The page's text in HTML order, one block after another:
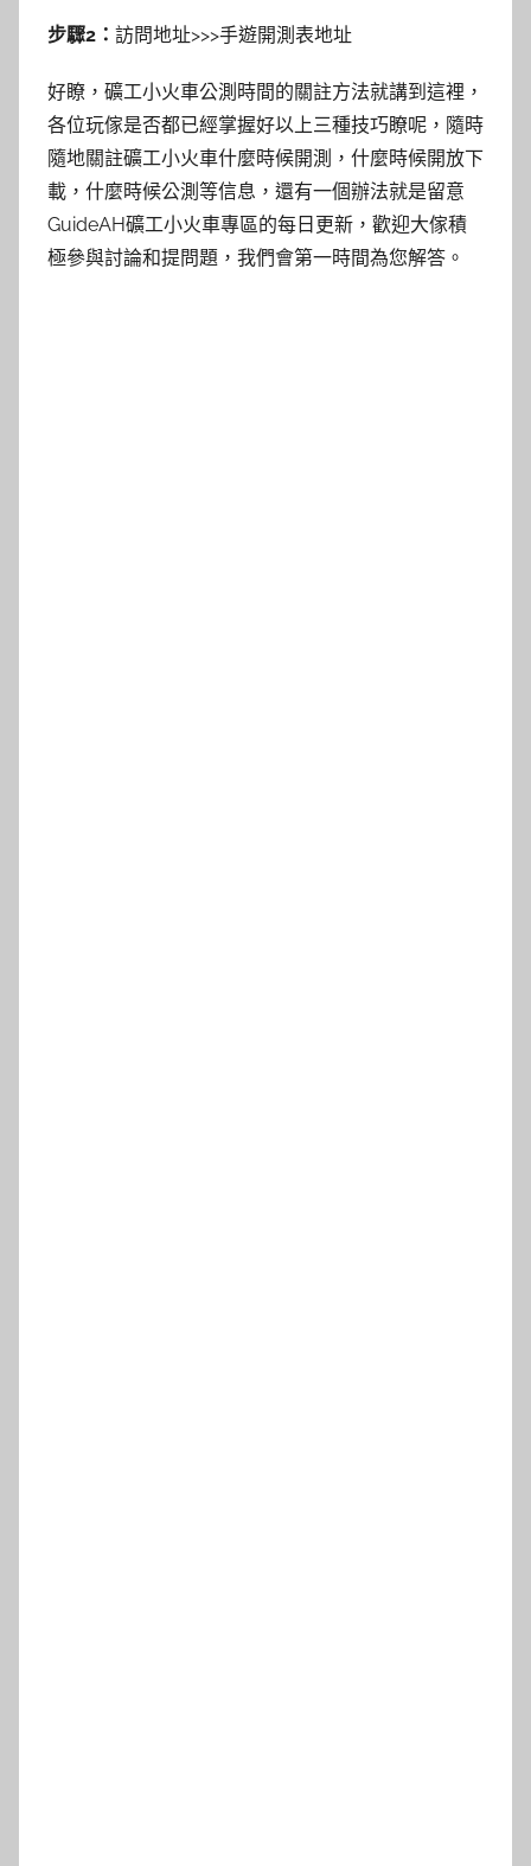
步驟2： 訪問地址>>>手遊開測表地址
好瞭，礦工小火車公測時間的關註方法就講到這裡，
各位玩傢是否都已經掌握好以上三種技巧瞭呢，隨時
隨地關註礦工小火車什麼時候開測，什麼時候開放下
載，什麼時候公測等信息，還有一個辦法就是留意
GuideAH礦工小火車專區的每日更新，歡迎大傢積
極參與討論和提問題，我們會第一時間為您解答。